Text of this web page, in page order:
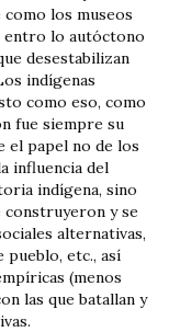
como los museos
entro lo autóctono
desestabilizan
indígenas
como eso, como
fue siempre su
el papel no de los
influencia del
indígena, sino
construyeron y se
alternativas,
pueblo, etc., así
(menos
las que batallan y